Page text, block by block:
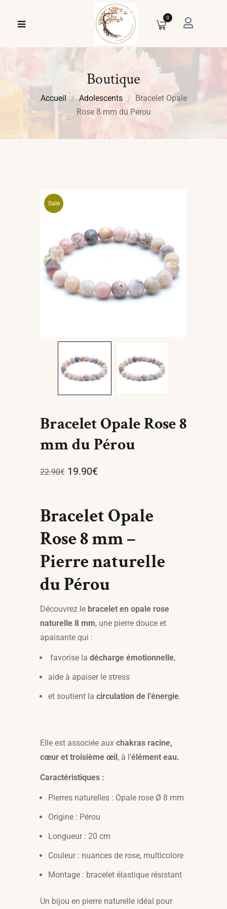
0
Boutique
Accueil Adolescents
Bracelet Opale
Rose 8 mm du Pérou
Sale
Bracelet Opale Rose 8
mm du Pérou
22.90€ 19.90€
Bracelet Opale
Rose 8 mm –
Pierre naturelle
du Pérou
Découvrez le bracelet en opale rose
naturelle 8 mm, une pierre douce et
apaisante qui :
favorise la décharge émotionnelle,
aide à apaiser le stress
et soutient la circulation de l’énergie.
Elle est associée aux chakras racine,
cœur et troisième œil, à l’élément eau.
Caractéristiques :
Pierres naturelles : Opale rose Ø 8 mm
Origine : Pérou
Longueur : 20 cm
Couleur : nuances de rose, multicolore
Montage : bracelet élastique résistant
Un bijou en pierre naturelle idéal pour